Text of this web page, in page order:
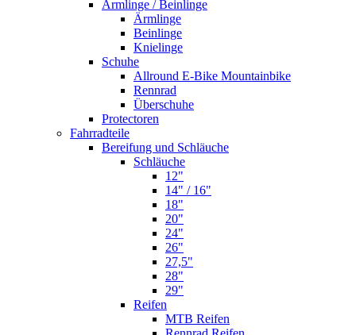
Ärmlinge / Beinlinge
Ärmlinge
Beinlinge
Knielinge
Schuhe
Allround E-Bike Mountainbike
Rennrad
Überschuhe
Protectoren
Fahrradteile
Bereifung und Schläuche
Schläuche
12"
14" / 16"
18"
20"
24"
26"
27,5"
28"
29"
Reifen
MTB Reifen